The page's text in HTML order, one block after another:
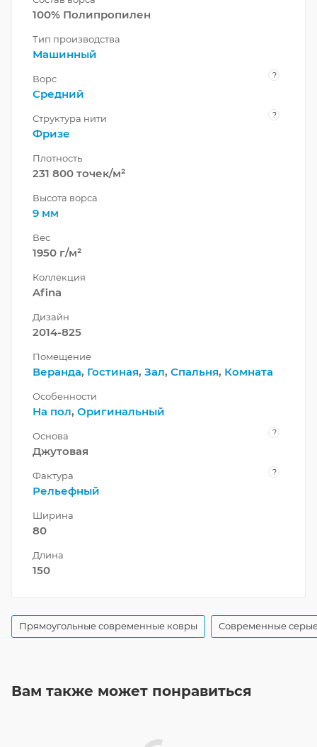
100% Полипропилен
Тип производства
Машинный
Ворс ?
Средний
Структура нити ?
Фризе
Плотность
231 800 точек/м²
Высота ворса
9 мм
Вес
1950 г/м²
Коллекция
Afina
Дизайн
2014-825
Помещение
Веранда, Гостиная, Зал, Спальня, Комната
Особенности
На пол, Оригинальный
Основа ?
Джутовая
Фактура ?
Рельефный
Ширина
80
Длина
150
Прямоугольные современные ковры Современные
Вам также может понравиться